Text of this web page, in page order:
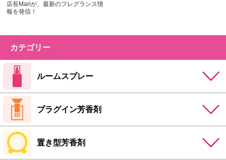
店長Mariが、最新のフレグランス情
報を発信！
カテゴリー
ルームスプレー
プラグイン芳香剤
置き型芳香剤